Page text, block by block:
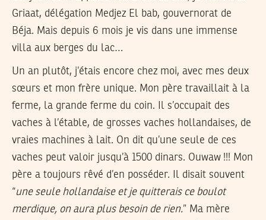
Griaat, délégation Medjez El bab, gouvernorat de
Béja. Mais depuis 6 mois je vis dans une immense
villa aux berges du lac…
Un an plutôt, j’étais encore chez moi, avec mes deux
sœurs et mon frère unique. Mon père travaillait à la
ferme, la grande ferme du coin. Il s’occupait des
vaches à l’étable, de grosses vaches hollandaises, de
vraies machines à lait. On dit qu’une seule de ces
vaches peut valoir jusqu’à 1500 dinars. Ouwaw !!! Mon
père a toujours rêvé d’en posséder. Il disait souvent
“une seule hollandaise et je quitterais ce boulot
merdique, on aura plus besoin de rien.” Ma mère